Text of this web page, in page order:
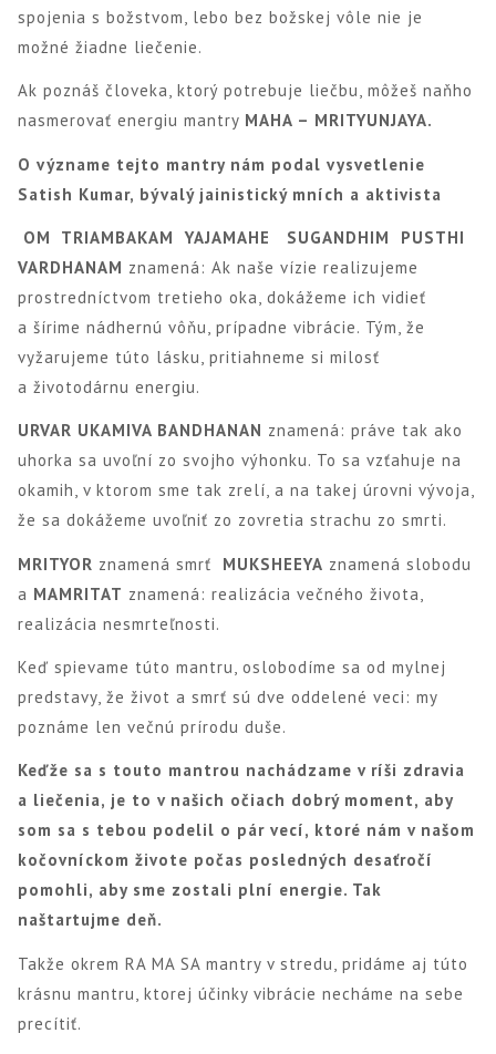
spojenia s božstvom, lebo bez božskej vôle nie je
možné žiadne liečenie.
Ak poznáš človeka, ktorý potrebuje liečbu, môžeš naňho
nasmerovať energiu mantry MAHA – MRITYUNJAYA.
O význame tejto mantry nám podal vysvetlenie
Satish Kumar, bývalý jainistický mních a aktivista
OM TRIAMBAKAM YAJAMAHE SUGANDHIM
PUSTHI
VARDHANAM znamená: Ak naše vízie realizujeme
prostredníctvom tretieho oka, dokážeme ich vidieť
a šírime nádhernú vôňu, prípadne vibrácie. Tým, že
vyžarujeme túto lásku, pritiahneme si milosť
a životodárnu energiu.
URVAR UKAMIVA BANDHANAN znamená: práve tak ako
uhorka sa uvoľní zo svojho výhonku. To sa vzťahuje na
okamih, v ktorom sme tak zrelí, a na takej úrovni vývoja,
že sa dokážeme uvoľniť zo zovretia strachu zo smrti.
MRITYOR znamená smrť MUKSHEEYA znamená slobodu
a MAMRITAT znamená: realizácia večného života,
realizácia nesmrteľnosti.
Keď spievame túto mantru, oslobodíme sa od mylnej
predstavy, že život a smrť sú dve oddelené veci: my
poznáme len večnú prírodu duše.
Keďže sa s touto mantrou nachádzame v ríši zdravia
a liečenia, je to v našich očiach dobrý moment, aby
som sa s tebou podelil o pár vecí, ktoré nám v našom
kočovníckom živote počas posledných desaťročí
pomohli, aby sme zostali plní energie. Tak
naštartujme deň.
Takže okrem RA MA SA mantry v stredu, pridáme aj túto
krásnu mantru, ktorej účinky vibrácie necháme na sebe
precítiť.